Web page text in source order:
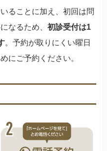
ることに加え、初回は問
なるため、初診受付は1
。予約が取りにくい曜日
にご予約ください。